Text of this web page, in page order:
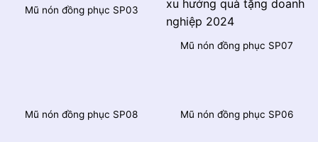
Mũ nón đồng phục SP03
Mũ nón đồng phục SP07
Mũ nón đồng phục SP08 Mũ nón đồng phục SP06